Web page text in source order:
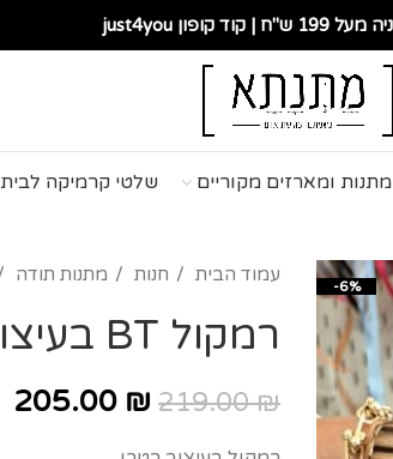
מתנות ומארזים מקוריים שלטי קרמיקה לבית
-6%
עמוד הבית חנות מתנות תודה
רמקול BT בעיצוב רטרו – “תגביר”
219.00₪
205.00 ₪